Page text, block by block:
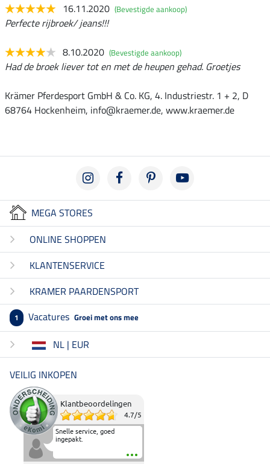
16.11.2020 (Bevestigde aankoop)
Perfecte rijbroek/ jeans!!!
8.10.2020 (Bevestigde aankoop)
Had de broek liever tot en met de heupen gehad. Groetjes
Krämer Pferdesport GmbH & Co. KG, 4. Industriestr. 1 + 2, D
68764 Hockenheim, info@kraemer.de, www.kraemer.de
MEGA STORES
ONLINE SHOPPEN
KLANTENSERVICE
KRAMER PAARDENSPORT
1 Vacatures Groei met ons mee
NL | EUR
VEILIG INKOPEN
Klantbeoordelingen
4.7/5
Snelle service, goed
ingepakt.